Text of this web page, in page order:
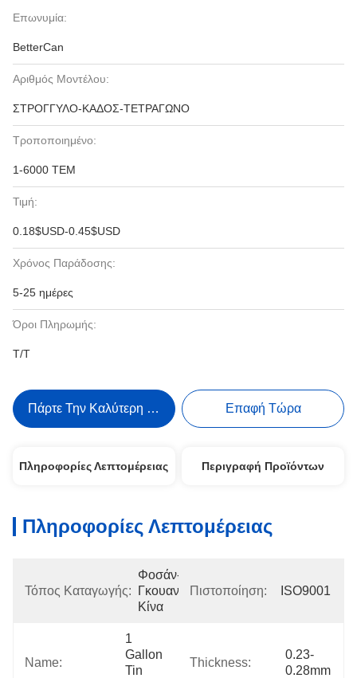
Επωνυμία:
BetterCan
Αριθμός Μοντέλου:
ΣΤΡΟΓΓΥΛΟ-ΚΑΔΟΣ-ΤΕΤΡΑΓΩΝΟ
Τροποποιημένο:
1-6000 ΤΕΜ
Τιμή:
0.18$USD-0.45$USD
Χρόνος Παράδοσης:
5-25 ημέρες
Όροι Πληρωμής:
T/T
Πάρτε Την Καλύτερη Τιμή Επαφή Τώρα
Πληροφορίες Λεπτομέρειας Περιγραφή Προϊόντων
Πληροφορίες Λεπτομέρειας
Τόπος Καταγωγής:
Φοσάν-
Γκουανγκντόνγκ-
Κίνα
Πιστοποίηση: ISO9001
Name:
1
Gallon
Tin
Thickness:
0.23-
0.28mm